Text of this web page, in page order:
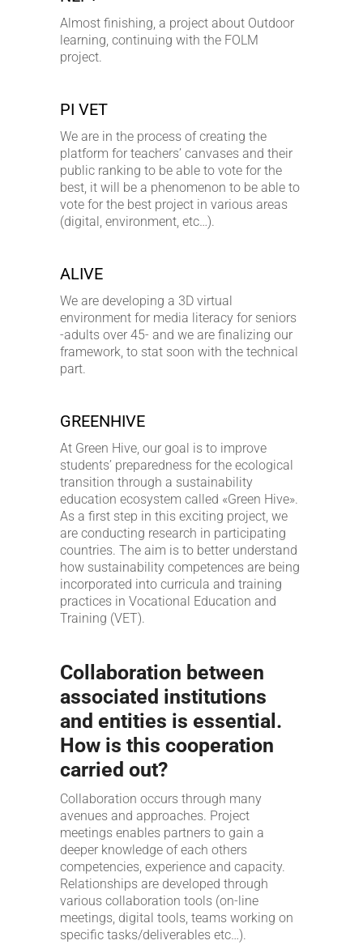
Almost finishing, a project about Outdoor
learning, continuing with the FOLM
project.
PI VET
We are in the process of creating the
platform for teachers’ canvases and their
public ranking to be able to vote for the
best, it will be a phenomenon to be able to
vote for the best project in various areas
(digital, environment, etc…).
ALIVE
We are developing a 3D virtual
environment for media literacy for seniors
-adults over 45- and we are finalizing our
framework, to stat soon with the technical
part.
GREENHIVE
At Green Hive, our goal is to improve
students’ preparedness for the ecological
transition through a sustainability
education ecosystem called «Green Hive».
As a first step in this exciting project, we
are conducting research in participating
countries. The aim is to better understand
how sustainability competences are being
incorporated into curricula and training
practices in Vocational Education and
Training (VET).
Collaboration between
associated institutions
and entities is essential.
How is this cooperation
carried out?
Collaboration occurs through many
avenues and approaches. Project
meetings enables partners to gain a
deeper knowledge of each others
competencies, experience and capacity.
Relationships are developed through
various collaboration tools (on-line
meetings, digital tools, teams working on
specific tasks/deliverables etc…).